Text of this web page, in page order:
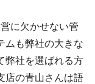
に欠かせない管
ムも弊社の大きな
弊社を選ばれる方
店の青山さんは語